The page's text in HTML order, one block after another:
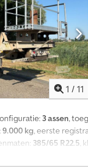
1 / 11
3 assen,
9.000 kg, eerste
385/65 R22.5,
- Luchtvering - PTO -